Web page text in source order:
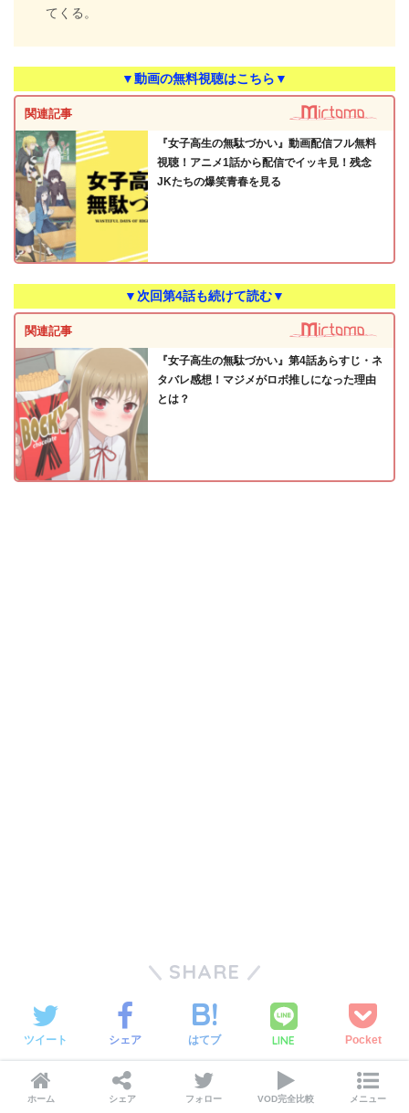
てくる。
▼動画の無料視聴はこちら▼
関連記事
『女子高生の無駄づかい』動画配信フル無料
視聴！アニメ1話から配信でイッキ見！残念
JKたちの爆笑青春を見る
▼次回第4話も続けて読む▼
関連記事
『女子高生の無駄づかい』第4話あらすじ・ネ
タバレ感想！マジメがロボ推しになった理由
とは？
SHARE
ツイート シェア はてブ LINE Pocket
CATEGORY :
TVアニメ
ホーム シェア フォロー VOD完全比較 メニュー